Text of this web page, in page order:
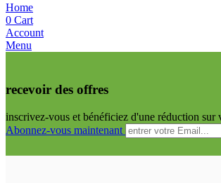
Home
0 Cart
Account
Menu
recevoir des offres
inscrivez-vous et bénéficiez d'une réduction sur
Abonnez-vous maintenant